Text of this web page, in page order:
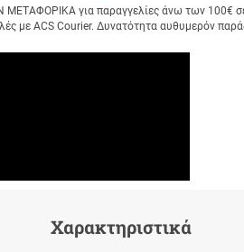
για παραγγελίες άνω των 100€
με ACS Courier. Δυνατότητα αυθυμερόν
Χαρακτηριστικά